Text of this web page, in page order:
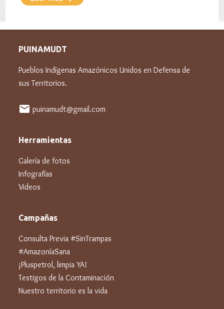
PUINAMUDT
Pueblos Indígenas Amazónicos Unidos en Defensa de
sus Territorios.
mail puinamudt@gmail.com
Herramientas
Galería de fotos
Infografías
Videos
Campañas
Consulta Previa #SinTrampas
#AmazoníaSana
¡Pluspetrol, limpia YA!
Testigos de la Contaminación
Nuestro territorio es la vida